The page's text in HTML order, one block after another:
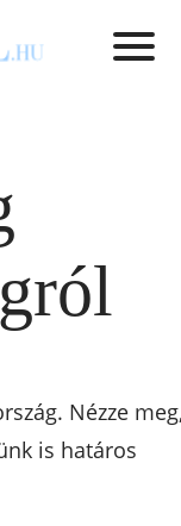
Nézze
is határos